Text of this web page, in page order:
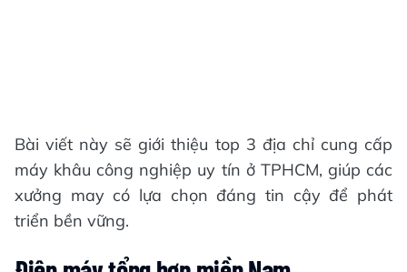
Bài viết này sẽ giới thiệu top 3 địa chỉ cung cấp
máy khâu công nghiệp uy tín ở TPHCM, giúp các
xưởng may có lựa chọn đáng tin cậy để phát
triển bền vững.